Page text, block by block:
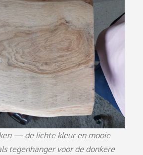
— de lichte kleur en mooie
tegenhanger voor de donkere